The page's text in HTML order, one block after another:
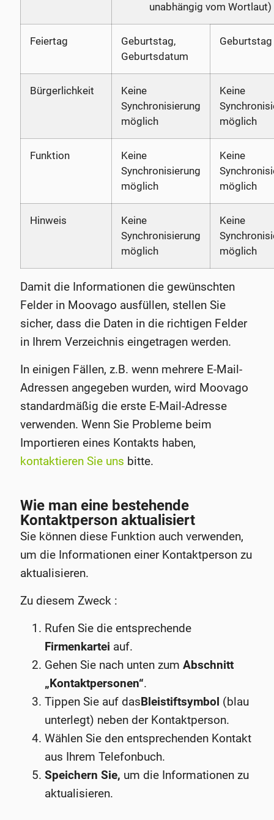
unabhängig vom Wortlaut)
Feiertag
Geburtstag,
Geburtsdatum
Geburtstag
Bürgerlichkeit
Keine
Synchronisierung
möglich
Keine
möglich
Funktion
Keine
Synchronisierung
möglich
Keine
möglich
Hinweis
Keine
Synchronisierung
möglich
Keine
möglich
Damit die Informationen die gewünschten
Felder in Moovago ausfüllen, stellen Sie
sicher, dass die Daten in die richtigen Felder
in Ihrem Verzeichnis eingetragen werden.
In einigen Fällen, z.B. wenn mehrere E-Mail-
Adressen angegeben wurden, wird Moovago
standardmäßig die erste E-Mail-Adresse
verwenden. Wenn Sie Probleme beim
Importieren eines Kontakts haben,
kontaktieren Sie uns bitte.
Wie man eine bestehende
Kontaktperson aktualisiert
Sie können diese Funktion auch verwenden,
um die Informationen einer Kontaktperson zu
aktualisieren.
Zu diesem Zweck :
Rufen Sie die entsprechende
Firmenkartei auf.
Gehen Sie nach unten zumAbschnitt
„Kontaktpersonen“.
Tippen Sie auf dasBleistiftsymbol (blau
unterlegt) neben der Kontaktperson.
Wählen Sie den entsprechenden Kontakt
aus Ihrem Telefonbuch.
Speichern Sie, um die Informationen zu
aktualisieren.